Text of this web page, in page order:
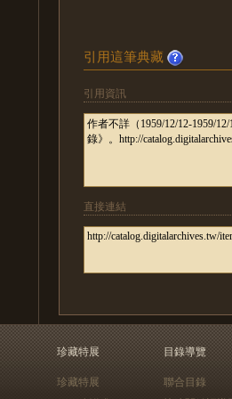
引用這筆典藏
引用資訊
直接連結
珍藏特展
珍藏特展
目錄導覽
聯合目錄